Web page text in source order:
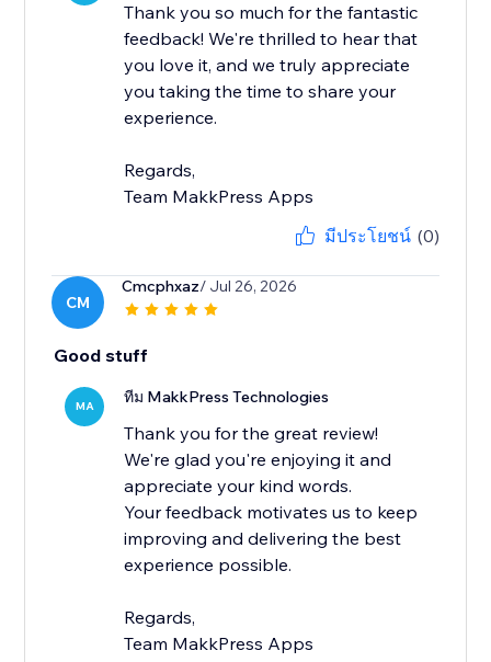
Thank you so much for the fantastic
feedback! We're thrilled to hear that
you love it, and we truly appreciate
you taking the time to share your
experience.
Regards,
Team MakkPress Apps
มีประโยชน์ (0)
CM
Cmcphxaz/ Jul 26, 2026
Good stuff
MA ทีม MakkPress Technologies
Thank you for the great review!
We're glad you're enjoying it and
appreciate your kind words.
Your feedback motivates us to keep
improving and delivering the best
experience possible.
Regards,
Team MakkPress Apps